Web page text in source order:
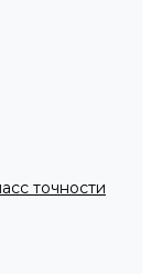
точности